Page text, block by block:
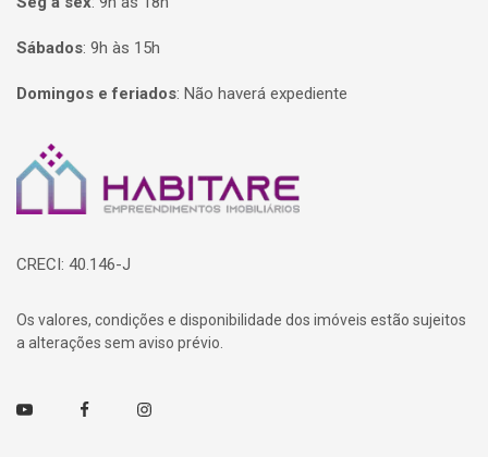
Sábados: 9h às 15h
Domingos e feriados: Não haverá expediente
Página inicial
CRECI: 40.146-J
Os valores, condições e disponibilidade dos imóveis estão sujeitos
a alterações sem aviso prévio.
Youtube FacebookInstagram